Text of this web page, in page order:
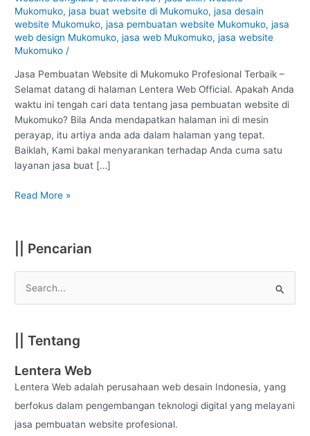
Mukomuko,jasa buat website di Mukomuko,jasa desain
website Mukomuko,jasa pembuatan website Mukomuko,jasa
web design Mukomuko,jasa web Mukomuko,jasa website
Mukomuko /
Jasa Pembuatan Website di Mukomuko Profesional Terbaik –
Selamat datang di halaman Lentera Web Official. Apakah Anda
waktu ini tengah cari data tentang jasa pembuatan website di
Mukomuko? Bila Anda mendapatkan halaman ini di mesin
perayap, itu artiya anda ada dalam halaman yang tepat.
Baiklah, Kami bakal menyarankan terhadap Anda cuma satu
layanan jasa buat […]
Mukomuko
:
Profesional
#1
Read More »
|| Pencarian
r
c
h
f
o
|| Tentang
Lentera Web
Lentera Web adalah perusahaan web desain Indonesia, yang
berfokus dalam pengembangan teknologi digital yang melayani
jasa pembuatan website profesional.